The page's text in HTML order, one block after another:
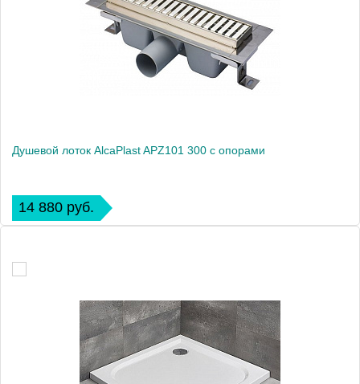
Душевой лоток AlcaPlast APZ101 300 с опорами
14 880 руб.